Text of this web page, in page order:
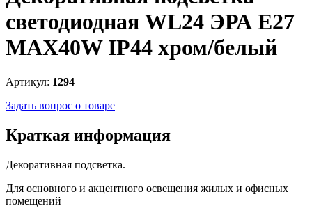
светодиодная WL24 ЭРА E27
MAX40W IP44 хром/белый
Артикул: 1294
Задать вопрос о товаре
Краткая информация
Декоративная подсветка.
Для основного и акцентного освещения жилых и офисных
помещений